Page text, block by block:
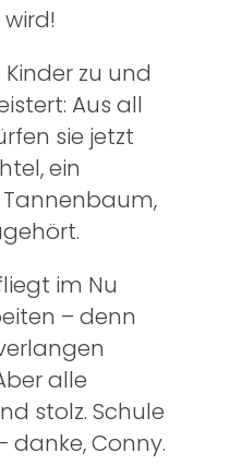
zu und
Aus all
sie jetzt
ein
im Nu
– denn
alle
stolz. Schule
danke, Conny.